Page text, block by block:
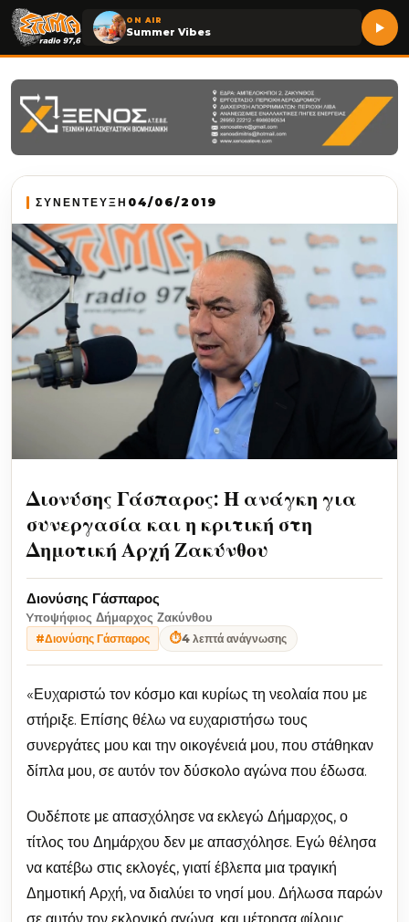
ON AIR
Summer Vibes
ΣΥΝΕΝΤΕΥΞΗ 04/06/2019
Διονύσης Γάσπαρος: Η ανάγκη για
συνεργασία και η κριτική στη
Δημοτική Αρχή Ζακύνθου
Διονύσης Γάσπαρος
Yποψήφιος Δήμαρχος Ζακύνθου
#Διονύσης Γάσπαρος ⏱4 λεπτά ανάγνωσης
«Ευχαριστώ τον κόσμο και κυρίως τη νεολαία που με
στήριξε. Επίσης θέλω να ευχαριστήσω τους
συνεργάτες μου και την οικογένειά μου, που στάθηκαν
δίπλα μου, σε αυτόν τον δύσκολο αγώνα που έδωσα.
Ουδέποτε με απασχόλησε να εκλεγώ Δήμαρχος, ο
τίτλος του Δημάρχου δεν με απασχόλησε. Εγώ θέλησα
να κατέβω στις εκλογές, γιατί έβλεπα μια τραγική
Δημοτική Αρχή, να διαλύει το νησί μου. Δήλωσα παρών